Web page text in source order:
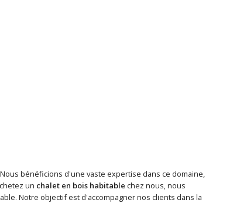
bénéficions d'une vaste expertise dans ce domaine,
un chalet en bois habitable chez nous, nous
Notre objectif est d'accompagner nos clients dans la